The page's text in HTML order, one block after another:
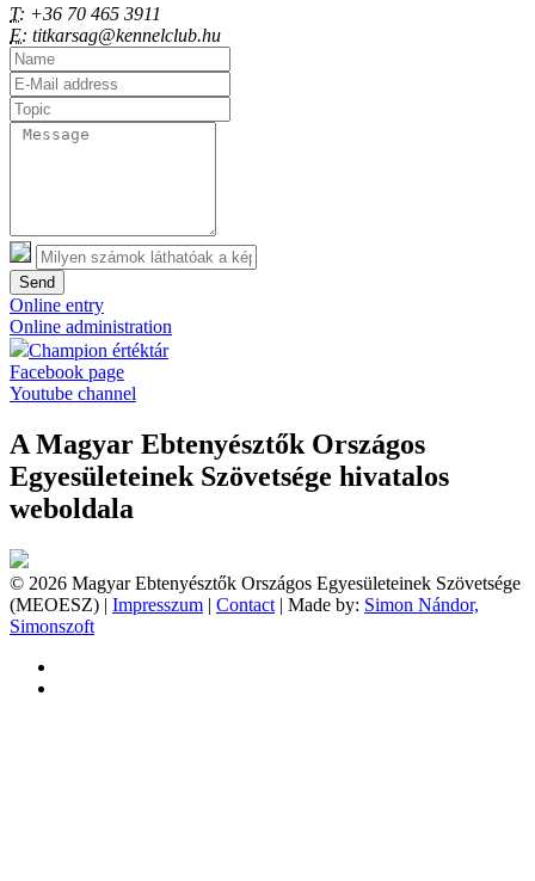
T: +36 70 465 3911
E: titkarsag@kennelclub.hu
Send
Online entry
Online administration
Champion értéktár
Facebook page
Youtube channel
A Magyar Ebtenyésztők Országos
Egyesületeinek Szövetsége hivatalos
weboldala
© 2026 Magyar Ebtenyésztők Országos Egyesületeinek Szövetsége
(MEOESZ) | Impresszum | Contact | Made by: Simon Nándor,
Simonszoft